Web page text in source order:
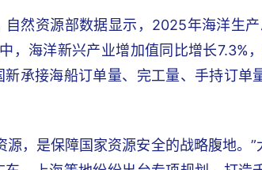
然资源部数据显示，2025年海洋生产
，海洋新兴产业增加值同比增长7.3%
承接海船订单量、完工量、手持订单
源，是保障国家资源安全的战略腹地。